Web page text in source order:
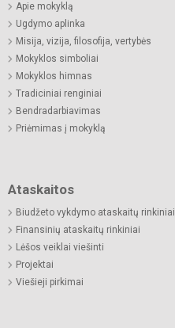
Apie mokyklą
Ugdymo aplinka
Misija, vizija, filosofija, vertybės
Mokyklos simboliai
Mokyklos himnas
Tradiciniai renginiai
Bendradarbiavimas
Priėmimas į mokyklą
Ataskaitos
Biudžeto vykdymo ataskaitų rinkiniai
Finansinių ataskaitų rinkiniai
Lėšos veiklai viešinti
Projektai
Viešieji pirkimai